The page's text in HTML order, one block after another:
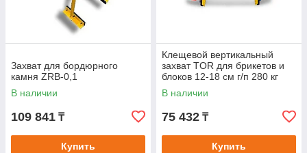
Захват для бордюрного
камня ZRB-0,1
В наличии
109 841 ₸
Купить
Клещевой вертикальный
захват TOR для брикетов и
блоков 12-18 см г/п 280 кг
В наличии
75 432 ₸
Купить